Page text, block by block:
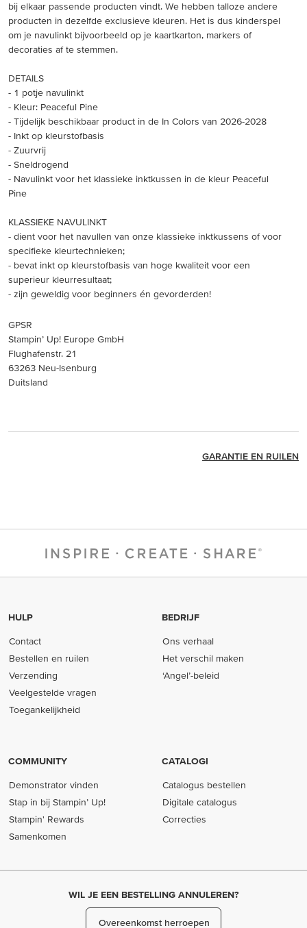
bij elkaar passende producten vindt. We hebben talloze andere
producten in dezelfde exclusieve kleuren. Het is dus kinderspel
om je navulinkt bijvoorbeeld op je kaartkarton, markers of
decoraties af te stemmen.
DETAILS
- 1 potje navulinkt
- Kleur: Peaceful Pine
- Tijdelijk beschikbaar product in de In Colors van 2026-2028
- Inkt op kleurstofbasis
- Zuurvrij
- Sneldrogend
- Navulinkt voor het klassieke inktkussen in de kleur Peaceful
Pine
KLASSIEKE NAVULINKT
- dient voor het navullen van onze klassieke inktkussens of voor
specifieke kleurtechnieken;
- bevat inkt op kleurstofbasis van hoge kwaliteit voor een
superieur kleurresultaat;
- zijn geweldig voor beginners én gevorderden!
GPSR
Stampin’ Up! Europe GmbH
Flughafenstr. 21
63263 Neu-Isenburg
Duitsland
GARANTIE EN RUILEN
HULP
Contact
Bestellen en ruilen
Verzending
Veelgestelde vragen
Toegankelijkheid
BEDRIJF
Ons verhaal
Het verschil maken
‘Angel’-beleid
COMMUNITY
Demonstrator vinden
Stap in bij Stampin’ Up!
Stampin' Rewards
Samenkomen
CATALOGI
Catalogus bestellen
Digitale catalogus
Correcties
WIL JE EEN BESTELLING ANNULEREN?
Overeenkomst herroepen